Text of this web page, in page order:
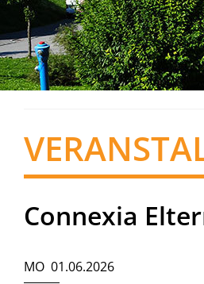
Connexia
MO 01.06.2026